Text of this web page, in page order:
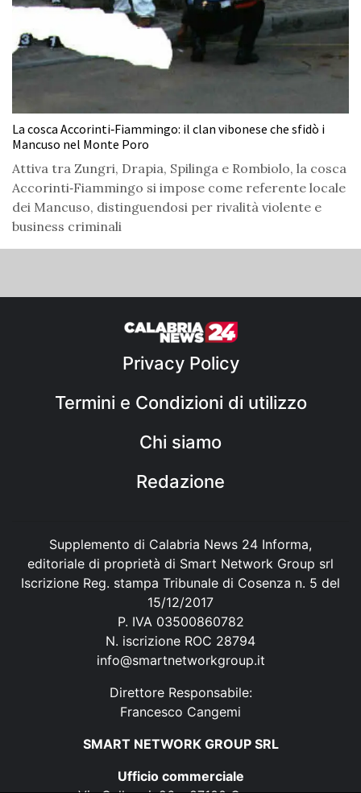
La cosca Accorinti‑Fiammingo: il clan vibonese che sfidò i
Mancuso nel Monte Poro
Attiva tra Zungri, Drapia, Spilinga e Rombiolo, la cosca
Accorinti‑Fiammingo si impose come referente locale
dei Mancuso, distinguendosi per rivalità violente e
business criminali
Privacy Policy
Termini e Condizioni di utilizzo
Chi siamo
Redazione
Supplemento di Calabria News 24 Informa,
editoriale di proprietà di Smart Network Group srl
Iscrizione Reg. stampa Tribunale di Cosenza n. 5 del
15/12/2017
P. IVA 03500860782
N. iscrizione ROC 28794
info@smartnetworkgroup.it
Direttore Responsabile:
Francesco Cangemi
SMART NETWORK GROUP SRL
Ufficio commerciale